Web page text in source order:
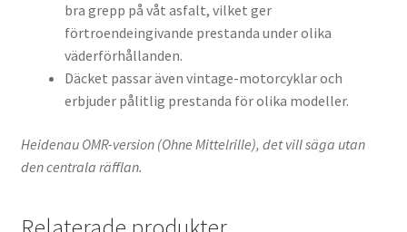
bra grepp på våt asfalt, vilket ger
förtroendeingivande prestanda under olika
väderförhållanden.
Däcket passar även vintage-motorcyklar och
erbjuder pålitlig prestanda för olika modeller.
Heidenau OMR-version (Ohne Mittelrille), det vill säga utan
den centrala räfflan.